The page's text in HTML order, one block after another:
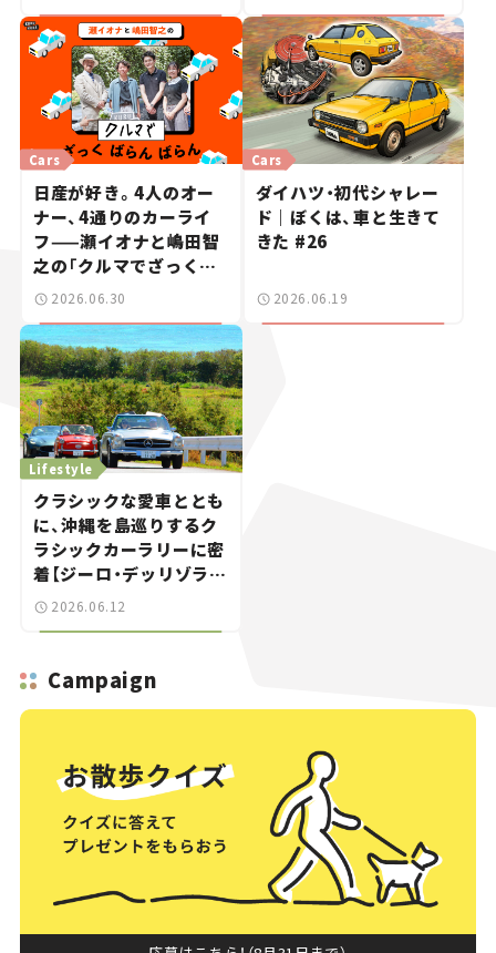
信 #2
Cars
日産が好き。4人のオー
ナー、4通りのカーライ
フ——瀬イオナと嶋田智
之の「クルマでざっくば
らんばらん！」＃19
2026.06.30
Cars
ダイハツ・初代シャレー
ド｜ぼくは、車と生きて
きた #26
2026.06.19
Lifestyle
クラシックな愛車ととも
に、沖縄を島巡りするク
ラシックカーラリーに密
着【ジーロ・デッリゾラ沖
縄｜Giro dell’Isola
2026.06.12
Campaign